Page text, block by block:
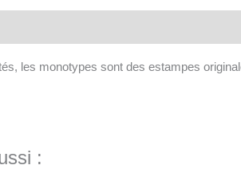
les monotypes sont des estampes
: